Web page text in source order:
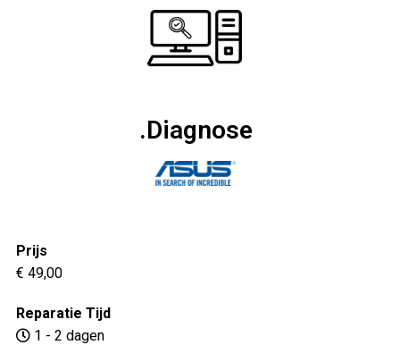
.Diagnose
Prijs
€ 49,00
Reparatie Tijd
1 - 2 dagen